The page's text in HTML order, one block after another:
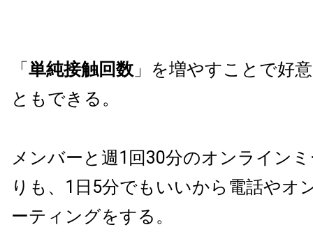
「 単純接触回数 」を増やすことで好
ともできる。
メンバーと週1回30分のオンライン
りも、1日5分でもいいから電話やオ
ーティングをする。